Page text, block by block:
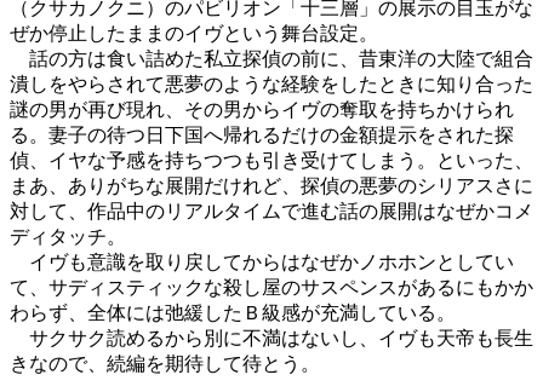
（クサカノクニ）のパビリオン「十三層」の展示の目玉がな
ぜか停止したままのイヴという舞台設定。
話の方は食い詰めた私立探偵の前に、昔東洋の大陸で組合
潰しをやらされて悪夢のような経験をしたときに知り合った
謎の男が再び現れ、その男からイヴの奪取を持ちかけられ
る。妻子の待つ日下国へ帰れるだけの金額提示をされた探
偵、イヤな予感を持ちつつも引き受けてしまう。といった、
まあ、ありがちな展開だけれど、探偵の悪夢のシリアスさに
対して、作品中のリアルタイムで進む話の展開はなぜかコメ
ディタッチ。
イヴも意識を取り戻してからはなぜかノホホンとしてい
て、サディスティックな殺し屋のサスペンスがあるにもかか
わらず、全体には弛緩したＢ級感が充満している。
サクサク読めるから別に不満はないし、イヴも天帝も長生
きなので、続編を期待して待とう。